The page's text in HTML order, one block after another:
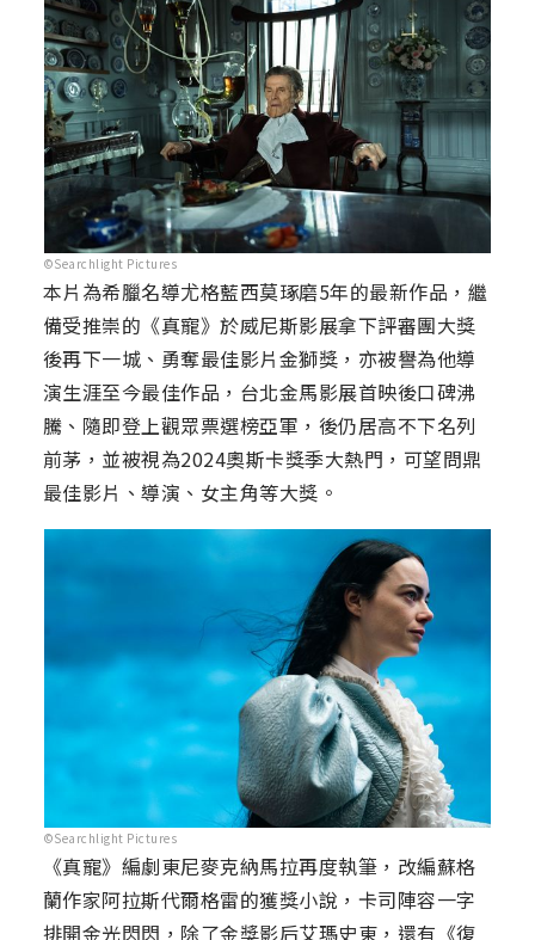
©Searchlight Pictures
本片為希臘名導尤格藍西莫琢磨5年的最新作品，繼
備受推崇的《真寵》於威尼斯影展拿下評審團大獎
後再下一城、勇奪最佳影片金獅獎，亦被譽為他導
演生涯至今最佳作品，台北金馬影展首映後口碑沸
騰、隨即登上觀眾票選榜亞軍，後仍居高不下名列
前茅，並被視為2024奧斯卡獎季大熱門，可望問鼎
最佳影片、導演、女主角等大獎。
©Searchlight Pictures
《真寵》編劇東尼麥克納馬拉再度執筆，改編蘇格
蘭作家阿拉斯代爾格雷的獲獎小說，卡司陣容一字
排開金光閃閃，除了金獎影后艾瑪史東，還有《復